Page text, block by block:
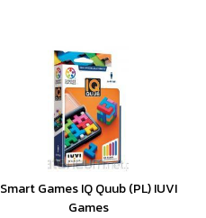
Smart Games IQ Quub (PL) IUVI
Games